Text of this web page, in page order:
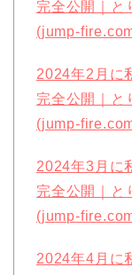
完全公開｜と
(jump-
2024年2月に
完全公開｜と
(jump-
2024年3月に
完全公開｜と
(jump-
2024年4月に